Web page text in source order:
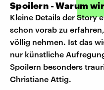
Spoilern - Warum
Kleine Details der Story
schon vorab zu
völlig nehmen. Ist das
nur künstliche
Spoilern besonders
Christiane Attig.